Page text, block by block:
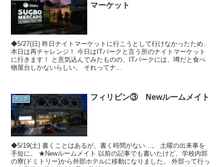
マーケット
◆5/27(日) 昨日ナイトマーケットに行こうとして行けなかったため、
本日は再チャレンジ！ 今日はITパークと言う所のナイトマーケット
に行きます！ と意気込んでみたものの、ITパークには、噂だと食べ
物屋台しかないらしい。 それってナ...
アジア フィリピン③ Newルームメイト
◆5/19(土) 書くことはあるが、書く時間がない…。 土曜の出来事を
手短に。 ★Newルームメイト 以前の記事でも書いたけど、学校内部
の寮(ドミトリー)から外部ホテルに移動になりました。 外部って行っ